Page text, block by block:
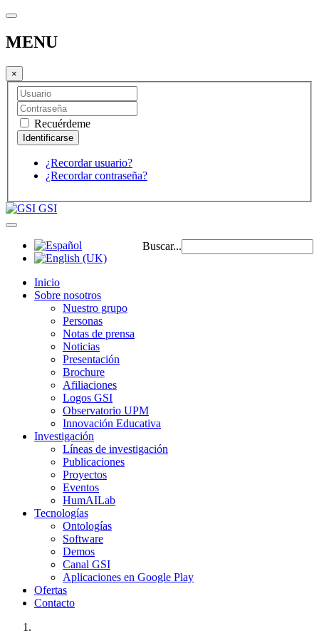
MENU
×
Recuérdeme
¿Recordar usuario?
¿Recordar contraseña?
GSI
Buscar...
Inicio
Sobre nosotros
Nuestro grupo
Personas
Notas de prensa
Noticias
Presentación
Brochure
Afiliaciones
Logos GSI
Observatorio UPM
Innovación Educativa
Investigación
Líneas de investigación
Publicaciones
Proyectos
Eventos
HumAILab
Tecnologías
Ontologías
Software
Demos
Canal GSI
Aplicaciones en Google Play
Ofertas
Contacto